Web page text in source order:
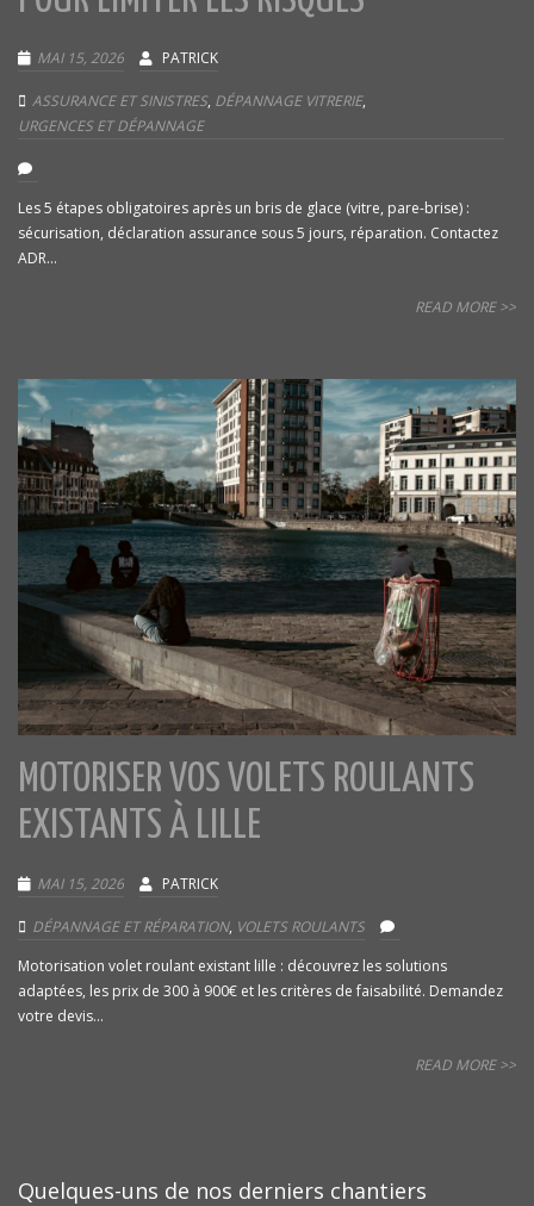
MAI 15, 2026 PATRICK
ASSURANCE ET SINISTRES, DÉPANNAGE VITRERIE,
URGENCES ET DÉPANNAGE
Les 5 étapes obligatoires après un bris de glace (vitre, pare-brise) :
sécurisation, déclaration assurance sous 5 jours, réparation. Contactez
ADR...
READ MORE >>
MOTORISER VOS VOLETS ROULANTS
EXISTANTS À LILLE
MAI 15, 2026 PATRICK
DÉPANNAGE ET RÉPARATION, VOLETS ROULANTS
Motorisation volet roulant existant lille : découvrez les solutions
adaptées, les prix de 300 à 900€ et les critères de faisabilité. Demandez
votre devis...
READ MORE >>
Quelques-uns de nos derniers chantiers